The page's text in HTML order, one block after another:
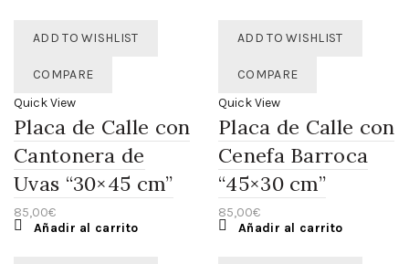
ADD TO WISHLIST
COMPARE
Quick View
Placa de Calle con
Cantonera de
Uvas “30×45 cm”
85,00€
Añadir al carrito
ADD TO WISHLIST
COMPARE
Quick View
Placa de Calle con
Cenefa Barroca
“45×30 cm”
85,00€
Añadir al carrito